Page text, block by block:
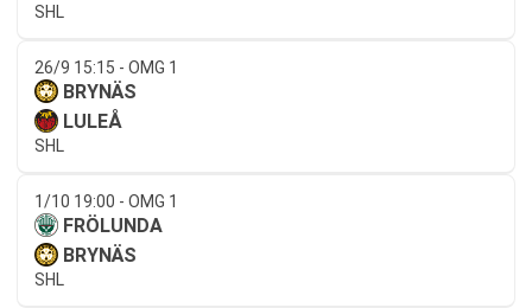
SHL
26/9 15:15 - OMG 1
BRYNÄS
LULEÅ
SHL
1/10 19:00 - OMG 1
FRÖLUNDA
BRYNÄS
SHL